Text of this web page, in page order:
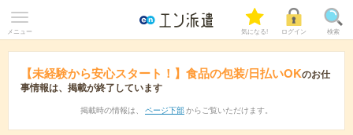
メニュー 気になる! ログイン 検索
【未経験から安心スタート！】食品の包装/日払いOKのお仕
事情報は、掲載が終了しています
掲載時の情報は、 ページ下部 からご覧いただけます。